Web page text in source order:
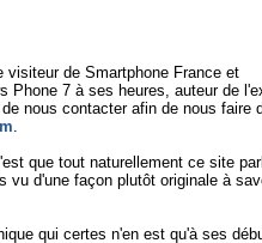
visiteur de Smartphone France et
Phone 7 à ses heures, auteur de
nous contacter afin de nous faire
que tout naturellement ce site
vu d'une façon plutôt originale à
qui certes n'en est qu'à ses